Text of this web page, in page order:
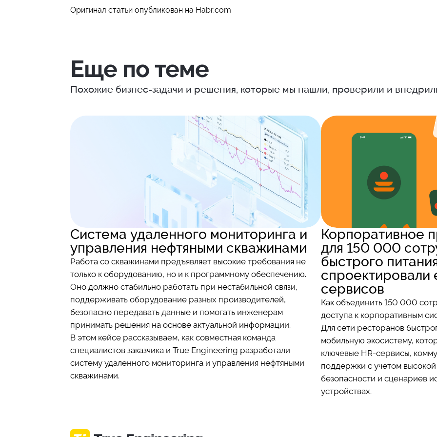
Оригинал статьи опубликован на Habr.com
Еще по теме
Похожие бизнес-задачи и решения, которые мы нашли, проверили и
Система удаленного мониторинга и
управления нефтяными скважинами
Работа со скважинами предъявляет высокие требования не
только к оборудованию, но и к программному обеспечению.
Оно должно стабильно работать при нестабильной связи,
поддерживать оборудование разных производителей,
безопасно передавать данные и помогать инженерам
принимать решения на основе актуальной информации.
В этом кейсе рассказываем, как совместная команда
специалистов заказчика и True Engineering разработали
систему удаленного мониторинга и управления нефтяными
скважинами.
Корпоративное
для 150 000
быстрого
спроектировали
сервисов
Как объединить 150 000
доступа к корпоративным
Для сети ресторанов
мобильную экосистему,
ключевые HR-сервисы,
поддержки с учетом
безопасности и сценариев
устройствах.